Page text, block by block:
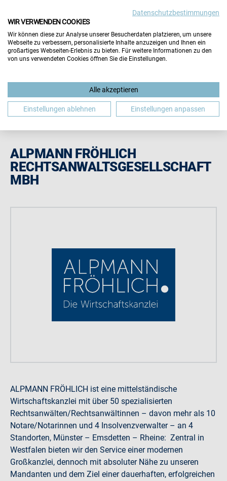
Die Inhalte dieser Seite werden vom
Aussteller selbst gepflegt. Für die Richtigkeit aller
Angaben übernimmt der Veranstalter keine Gewähr.
Hinweis schließen
ALPMANN FRÖHLICH
RECHTSANWALTSGESELLSCHAFT
MBH
ALPMANN FRÖHLICH ist eine mittelständische
Wirtschaftskanzlei mit über 50 spezialisierten
Rechtsanwälten/Rechtsanwältinnen – davon mehr als 10
Notare/Notarinnen und 4 Insolvenzverwalter – an 4
Standorten, Münster – Emsdetten – Rheine: Zentral in
Westfalen bieten wir den Service einer modernen
Großkanzlei, dennoch mit absoluter Nähe zu unseren
Mandanten und dem Ziel einer dauerhaften, erfolgreichen
Datenschutzbestimmungen
WIR VERWENDEN COOKIES
Wir können diese zur Analyse unserer Besucherdaten platzieren, um unsere
Webseite zu verbessern, personalisierte Inhalte anzuzeigen und Ihnen ein
großartiges Webseiten-Erlebnis zu bieten. Für weitere Informationen zu den
von uns verwendeten Cookies öffnen Sie die Einstellungen.
Alle akzeptieren
Einstellungen ablehnen Einstellungen anpassen